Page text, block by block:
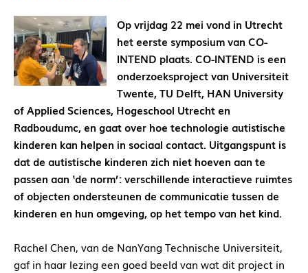
Op vrijdag 22 mei vond in Utrecht
het eerste symposium van CO-
INTEND plaats. CO-INTEND is een
onderzoeksproject van Universiteit
Twente, TU Delft, HAN University
of Applied Sciences, Hogeschool Utrecht en
Radboudumc, en gaat over hoe technologie autistische
kinderen kan helpen in sociaal contact. Uitgangspunt is
dat de autistische kinderen zich niet hoeven aan te
passen aan ‘de norm’: verschillende interactieve ruimtes
of objecten ondersteunen de communicatie tussen de
kinderen en hun omgeving, op het tempo van het kind.
Rachel Chen, van de NanYang Technische Universiteit,
gaf in haar lezing een goed beeld van wat dit project in